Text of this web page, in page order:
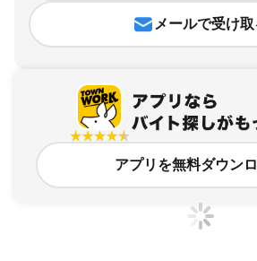
メールで受け取
アプリを無料ダウン